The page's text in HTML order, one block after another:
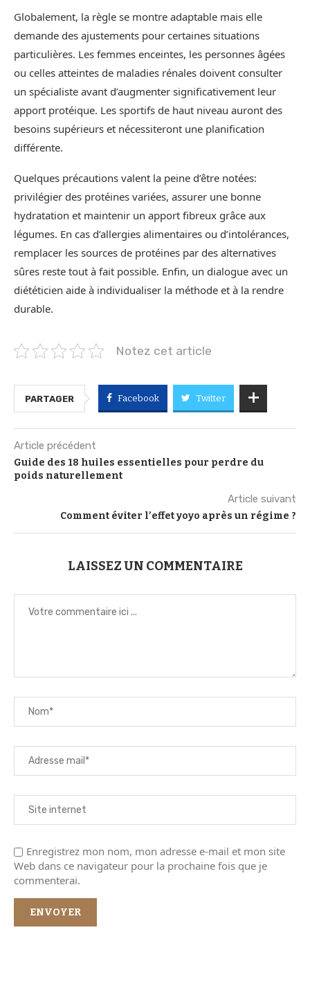
Globalement, la règle se montre adaptable mais elle
demande des ajustements pour certaines situations
particulières. Les femmes enceintes, les personnes âgées
ou celles atteintes de maladies rénales doivent consulter
un spécialiste avant d’augmenter significativement leur
apport protéique. Les sportifs de haut niveau auront des
besoins supérieurs et nécessiteront une planification
différente.
Quelques précautions valent la peine d’être notées:
privilégier des protéines variées, assurer une bonne
hydratation et maintenir un apport fibreux grâce aux
légumes. En cas d’allergies alimentaires ou d’intolérances,
remplacer les sources de protéines par des alternatives
sûres reste tout à fait possible. Enfin, un dialogue avec un
diététicien aide à individualiser la méthode et à la rendre
durable.
Notez cet article
PARTAGER Facebook Twitter
Article précédent
Guide des 18 huiles essentielles pour perdre du
poids naturellement
Article suivant
Comment éviter l’effet yoyo après un régime ?
LAISSEZ UN COMMENTAIRE
Enregistrez mon nom, mon adresse e-mail et mon site
Web dans ce navigateur pour la prochaine fois que je
commenterai.